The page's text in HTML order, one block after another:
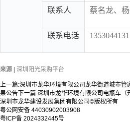
联系人 蔡名龙、
联系电话
来源 | 深圳阳光采购平台
上一篇:深圳市龙华环境有限公司龙华街道城市
果公告 下一篇:深圳市龙华环境有限公司电瓶车（
深圳市龙华建设发展集团有限公司©版权所有
粤公网安备 44030902003908
粤ICP备 2024332445号